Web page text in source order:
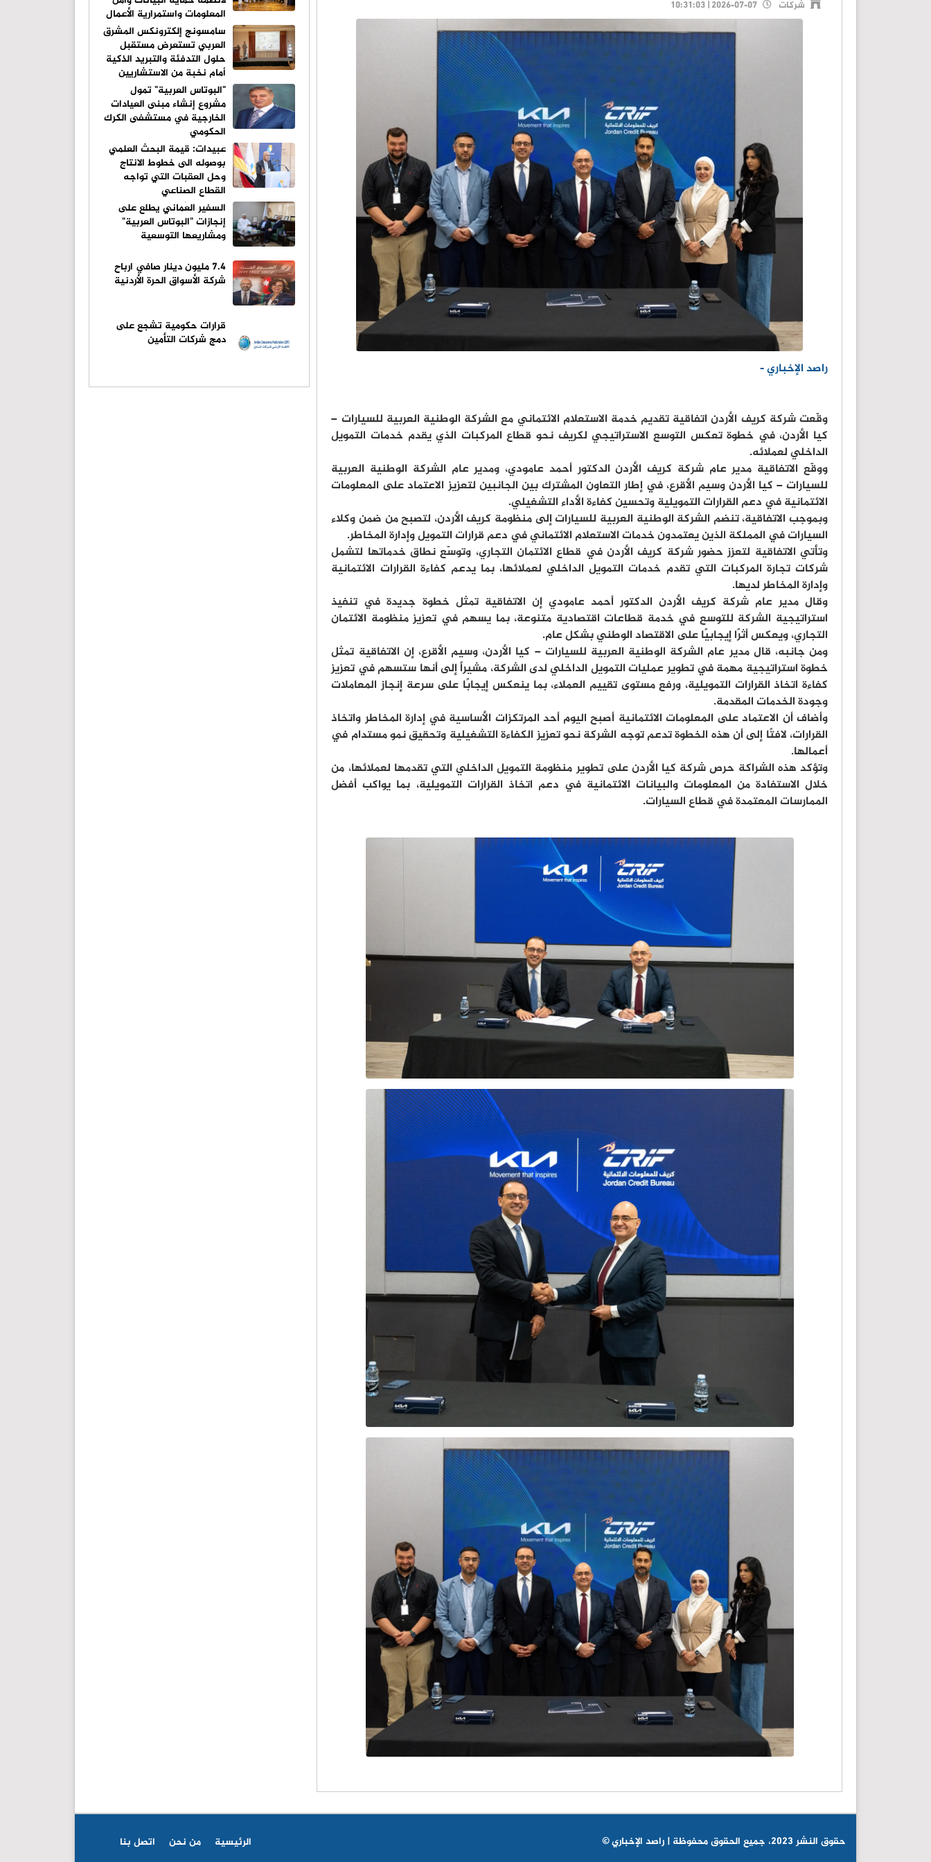
شركات
راصد الإخباري -
وقّعت شركة كريف الأردن اتفاقية تقديم خدمة الاستعلام الائتماني مع الشركة الوطنية العربية للسيارات –
كيا الأردن، في خطوة تعكس التوسع الاستراتيجي لكريف نحو قطاع المركبات الذي يقدم خدمات التمويل
الداخلي لعملائه.
ووقّع الاتفاقية مدير عام شركة كريف الأردن الدكتور أحمد عامودي، ومدير عام الشركة الوطنية العربية
للسيارات – كيا الأردن وسيم الأقرع، في إطار التعاون المشترك بين الجانبين لتعزيز الاعتماد على المعلومات
الائتمانية في دعم القرارات التمويلية وتحسين كفاءة الأداء التشغيلي.
وبموجب الاتفاقية، تنضم الشركة الوطنية العربية للسيارات إلى منظومة كريف الأردن، لتصبح من ضمن وكلاء
السيارات في المملكة الذين يعتمدون خدمات الاستعلام الائتماني في دعم قرارات التمويل وإدارة المخاطر.
وتأتي الاتفاقية لتعزز حضور شركة كريف الأردن في قطاع الائتمان التجاري، وتوسّع نطاق خدماتها لتشمل
شركات تجارة المركبات التي تقدم خدمات التمويل الداخلي لعملائها، بما يدعم كفاءة القرارات الائتمانية
وإدارة المخاطر لديها.
وقال مدير عام شركة كريف الأردن الدكتور أحمد عامودي إن الاتفاقية تمثل خطوة جديدة في تنفيذ
استراتيجية الشركة للتوسع في خدمة قطاعات اقتصادية متنوعة، بما يسهم في تعزيز منظومة الائتمان
التجاري، ويعكس أثرًا إيجابيًا على الاقتصاد الوطني بشكل عام.
ومن جانبه، قال مدير عام الشركة الوطنية العربية للسيارات – كيا الأردن، وسيم الأقرع، إن الاتفاقية تمثل
خطوة استراتيجية مهمة في تطوير عمليات التمويل الداخلي لدى الشركة، مشيراً إلى أنها ستسهم في تعزيز
كفاءة اتخاذ القرارات التمويلية، ورفع مستوى تقييم العملاء، بما ينعكس إيجابًا على سرعة إنجاز المعاملات
وجودة الخدمات المقدمة.
وأضاف أن الاعتماد على المعلومات الائتمانية أصبح اليوم أحد المرتكزات الأساسية في إدارة المخاطر واتخاذ
القرارات، لافتًا إلى أن هذه الخطوة تدعم توجه الشركة نحو تعزيز الكفاءة التشغيلية وتحقيق نمو مستدام في
أعمالها.
وتؤكد هذه الشراكة حرص شركة كيا الأردن على تطوير منظومة التمويل الداخلي التي تقدمها لعملائها، من
خلال الاستفادة من المعلومات والبيانات الائتمانية في دعم اتخاذ القرارات التمويلية، بما يواكب أفضل
الممارسات المعتمدة في قطاع السيارات.
المعلومات واستمرارية الأعمال
سامسونج إلكترونكس المشرق
العربي تستعرض مستقبل
حلول التدفئة والتبريد الذكية
أمام نخبة من الاستشاريين
والمهندسين
"البوتاس العربية" تمول
مشروع إنشاء مبنى العيادات
الخارجية في مستشفى الكرك
الحكومي
عبيدات: قيمة البحث العلمي
بوصوله الى خطوط الانتاج
وحل العقبات التي تواجه
القطاع الصناعي
السفير العُماني يطلع على
إنجازات "البوتاس العربية"
ومشاريعها التوسعية
٧.٤ مليون دينار صافي ارباح
شركة الأسواق الحرة الأردنية
قرارات حكومية تشجع على
دمج شركات التأمين
© حقوق النشر 2023، جميع الحقوق محفوظة | راصد الإخباري اتصل بنا من نحن الرئيسية